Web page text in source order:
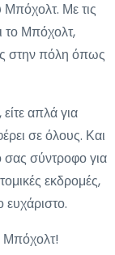
Μπόχολτ. Με τις
το Μπόχολτ,
στην πόλη όπως
απλά για
σε όλους. Και
σας σύντροφο για
εκδρομές,
ευχάριστο.
Μπόχολτ!